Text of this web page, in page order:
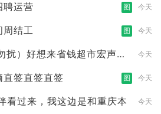
聘运营 图 今天
周结工 图 今天
扰）好想来省钱超市宏声桥
今天
直签直签直签 图 今天
看过来，我这边是和重庆本 今天